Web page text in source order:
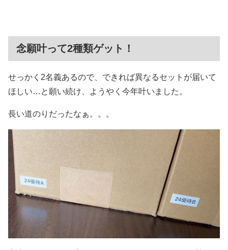
念願叶って2種類ゲット！
せっかく2名義あるので、できれば異なるセットが届いて
ほしい…と願い続け、ようやく今年叶いました。
長い道のりだったなぁ。。。